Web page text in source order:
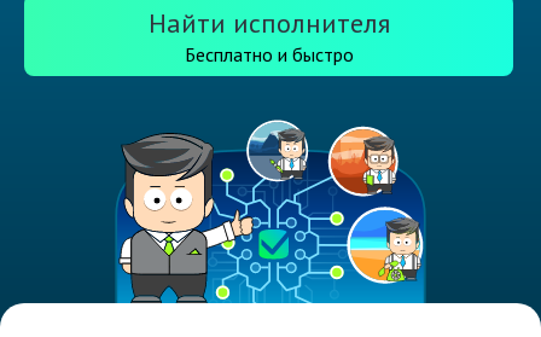
Найти исполнителя
Бесплатно и быстро